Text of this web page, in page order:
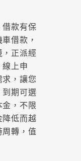
款有保
借款，
正派經
上申
，讓您
到期可選
，不限
低而越
轉，值